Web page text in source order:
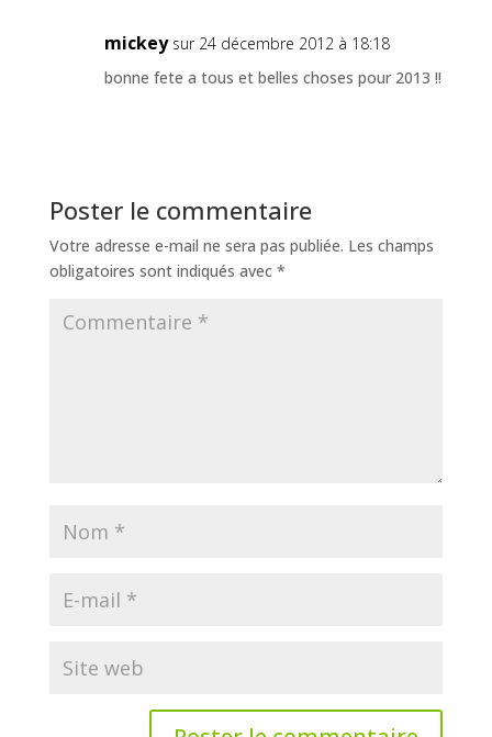
mickey sur 24 décembre 2012 à 18:18
bonne fete a tous et belles choses pour 2013 !!
Poster le commentaire
Votre adresse e-mail ne sera pas publiée. Les champs
obligatoires sont indiqués avec *